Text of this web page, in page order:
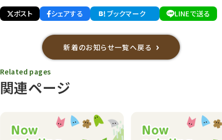
ポスト
シェアする ブックマーク LINEで送る
新着のお知らせ一覧へ戻る
関連ページ
Related pages